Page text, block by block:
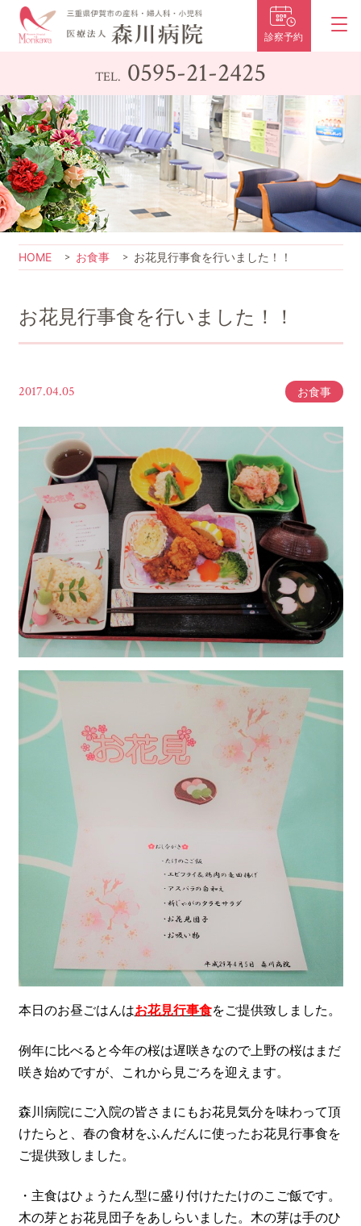
診察予約
TEL. 0595-21-2425
HOME お食事 お花見行事食を行いました！！
お花見行事食を行いました！！
2017.04.05 お食事
本日のお昼ごはんはお花見行事食をご提供致しました。
例年に比べると今年の桜は遅咲きなので上野の桜はまだ
咲き始めですが、これから見ごろを迎えます。
森川病院にご入院の皆さまにもお花見気分を味わって頂
けたらと、春の食材をふんだんに使ったお花見行事食を
ご提供致しました。
・主食はひょうたん型に盛り付けたたけのこご飯です。
木の芽とお花見団子をあしらいました。木の芽は手のひ